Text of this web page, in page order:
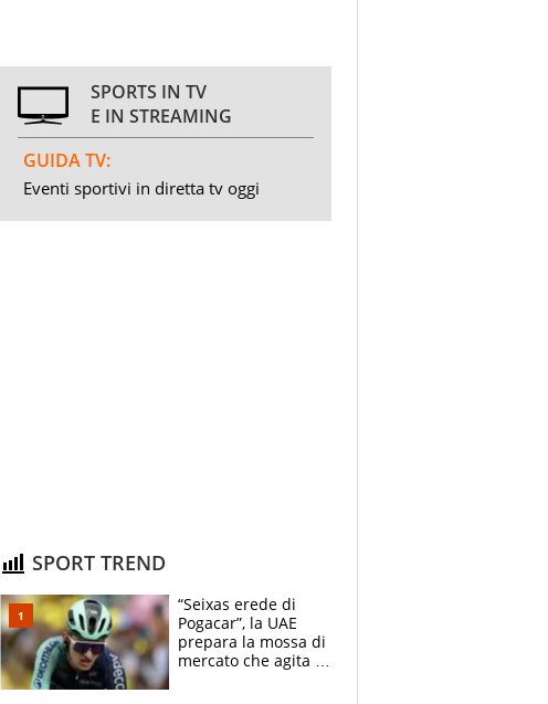
SPORTS IN TV
E IN STREAMING
GUIDA TV:
Eventi sportivi in diretta tv oggi
SPORT TREND
“Seixas erede di
Pogacar”, la UAE
prepara la mossa di
mercato che agita la